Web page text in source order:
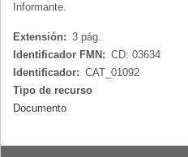
Informante.
Extensión: 3 pág.
Identificador FMN: CD: 03634
Identificador: CAT_01092
Tipo de recurso
Documento